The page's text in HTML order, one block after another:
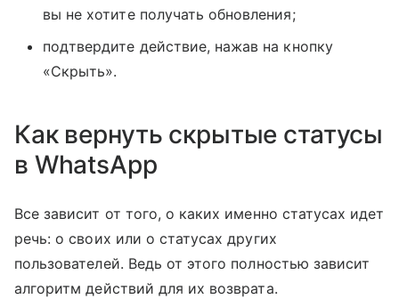
вы не хотите получать обновления;
подтвердите действие, нажав на кнопку
«Скрыть».
Как вернуть скрытые статусы
в WhatsApp
Все зависит от того, о каких именно статусах идет
речь: о своих или о статусах других
пользователей. Ведь от этого полностью зависит
алгоритм действий для их возврата.